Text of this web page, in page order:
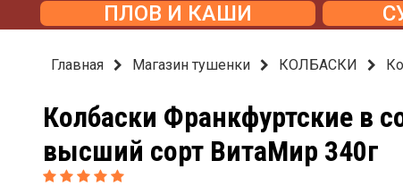
ПЛОВ И КАШИ
Главная Магазин тушенки КОЛБАСКИ
Колбаски Франкфуртские в
высший сорт ВитаМир 340г